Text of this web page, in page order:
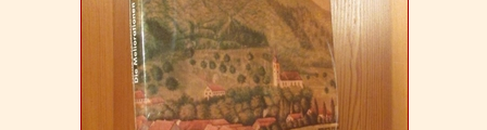
Die Meyer Auflagen
Zu den Angeboten